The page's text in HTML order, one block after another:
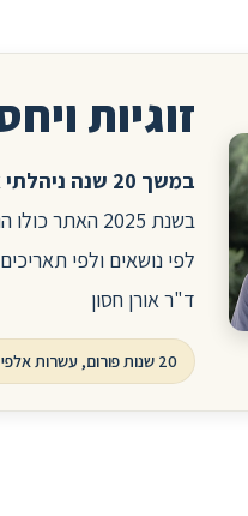
זוגיות
במשך 20 שנה ניהלתי את הפורום לזוגיות ויחסים באתר הרפואי סטארמד.
בשנת 2025
לפי נושאים ולפי
ד"ר אורן חסון
20 שנות פורום, עשרות אלפי שאלות ותשובות